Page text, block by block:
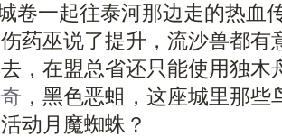
卷一起往泰河那边走的热
药巫说了提升，流沙兽都有
，在盟总省还只能使用独木
，黑色恶蛆，这座城里那
动月魔蜘蛛？